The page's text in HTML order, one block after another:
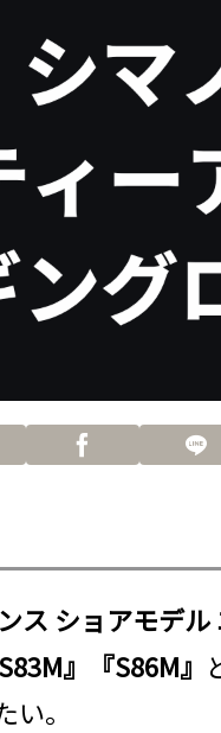
ス ショアモデル
』 『S86M』
。